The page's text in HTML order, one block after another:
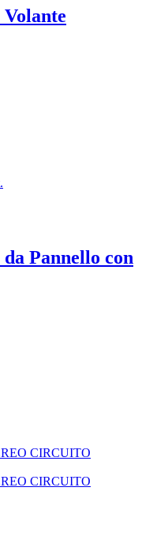
Volante
Pannello con